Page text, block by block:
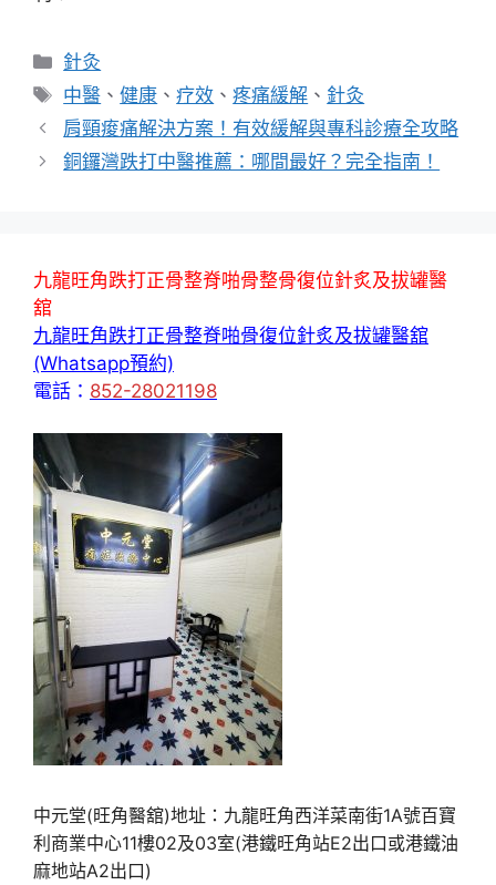
分
類
針灸
標
籤
中醫 、健康 、疗效 、疼痛緩解 、 針灸
肩頸痠痛解決方案！有效緩解與專科診療全攻略
銅鑼灣跌打中醫推薦：哪間最好？完全指南！
九龍旺角跌打正骨整脊啪骨整骨復位針炙及拔罐醫
舘
九龍旺角跌打正骨整脊啪骨復位針炙及拔罐醫舘
(Whatsapp預約)
電話： 852-28021198
中元堂(旺角醫舘)地址：九龍旺角西洋菜南街1A號百寶
利商業中心11樓02及03室(港鐵旺角站E2出口或港鐵油
麻地站A2出口)